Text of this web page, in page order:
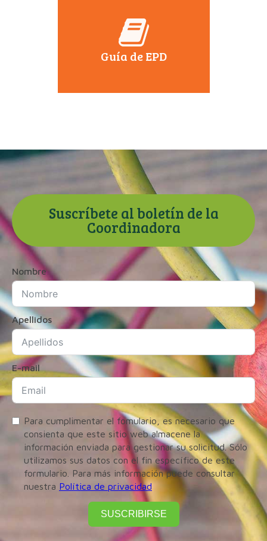
Guía de EPD
Suscríbete al boletín de la
Coordinadora
Nombre
Apellidos
E-mail
Para cumplimentar el fomulario, es necesario que
consienta que este sitio web almacene la
información enviada para gestionar su solicitud. Sólo
utilizamos sus datos con el fin específico de este
formulario. Para más información puede consultar
nuestra Política de privacidad
SUSCRIBIRSE